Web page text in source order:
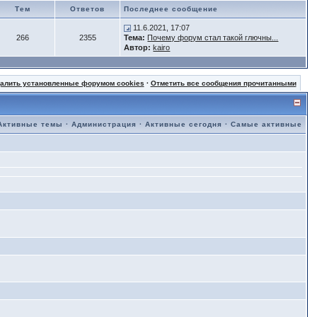
Тем Ответов Последнее сообщение
266 2355
11.6.2021, 17:07
Тема: Почему форум стал такой глючны...
Автор: kairo
установленные форумом cookies · Отметить все сообщения прочитанными
темы ·Администрация ·Активные сегодня ·Самые активные